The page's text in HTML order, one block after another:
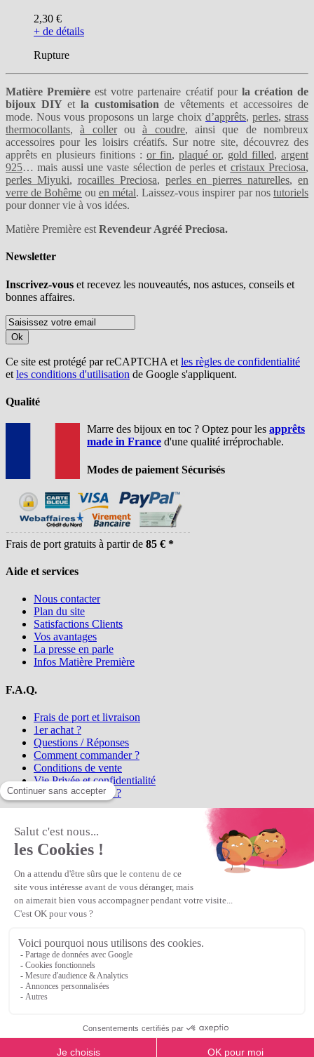
2,30 €
+ de détails
Rupture
Matière Première est votre partenaire créatif pourla création de
bijoux DIY etla customisation de vêtements et accessoires de
mode. Nous vous proposons un large choix d’apprêts, perles, strass
thermocollants,à collerouà coudre, ainsi que de nombreux
accessoires pour les loisirs créatifs. Sur notre site, découvrez des
apprêts en plusieurs finitions : or fin, plaqué or, gold filled, argent
925… mais aussi une vaste sélection de perles et cristaux Preciosa,
perles Miyuki, rocailles Preciosa, perles en pierres naturelles, en
verre de Bohême ou en métal. Laissez-vous inspirer par nostutoriels
pour donner vie à vos idées.
Matière Première est Revendeur Agréé Preciosa.
Newsletter
Inscrivez-vous et recevez les nouveautés, nos astuces, conseils et
bonnes affaires.
Ok
Ce site est protégé par reCAPTCHA et les règles de confidentialité
et les conditions d'utilisation de Google s'appliquent.
Qualité
Marre des bijoux en toc ? Optez pour les apprêts
made in France d'une qualité irréprochable.
Modes de paiement Sécurisés
Frais de port gratuits à partir de 85 € *
Aide et services
Nous contacter
Plan du site
Satisfactions Clients
Vos avantages
La presse en parle
Infos Matière Première
F.A.Q.
Frais de port et livraison
1er achat ?
Questions / Réponses
Comment commander ?
Conditions de vente
Vie Privée et confidentialité
Qui sommes-nous ?
la référence en perles et bijoux
perles en ligne, telles que les perles
et cristaux et strass en cristal Preciosa, les perles Miyuki perles et
apprêts en Argent 925, Gold Filled, perles de rocaille Preciosa
Matière Première est un
Première
Veuillez patienter...
Continuer vos achatsorVoir le panier